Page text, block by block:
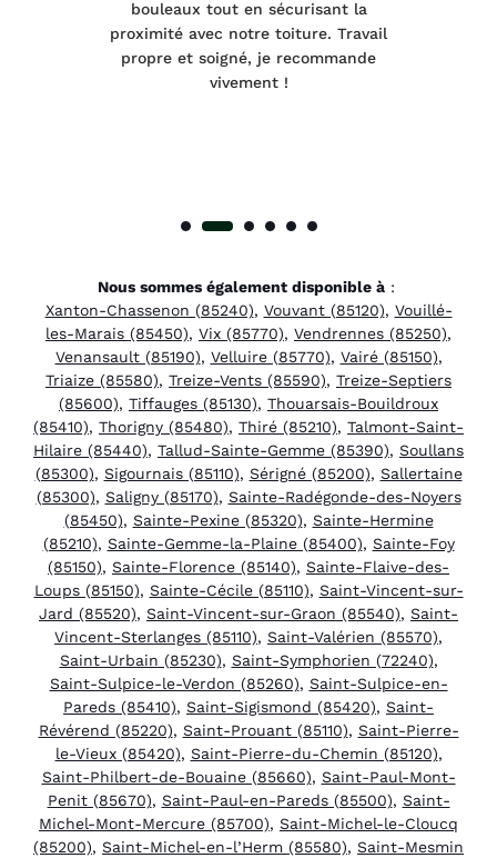
bouleaux tout en sécurisant la
proximité avec notre toiture. Travail
propre et soigné, je recommande
vivement !
Nous sommes également disponible à:
Xanton-Chassenon (85240), Vouvant (85120), Vouillé-
les-Marais (85450), Vix (85770), Vendrennes (85250),
Venansault (85190), Velluire (85770), Vairé (85150),
Triaize (85580), Treize-Vents (85590), Treize-Septiers
(85600), Tiffauges (85130), Thouarsais-Bouildroux
(85410), Thorigny (85480), Thiré (85210), Talmont-Saint-
Hilaire (85440), Tallud-Sainte-Gemme (85390), Soullans
(85300), Sigournais (85110), Sérigné (85200), Sallertaine
(85300), Saligny (85170), Sainte-Radégonde-des-Noyers
(85450), Sainte-Pexine (85320), Sainte-Hermine
(85210), Sainte-Gemme-la-Plaine (85400), Sainte-Foy
(85150), Sainte-Florence (85140), Sainte-Flaive-des-
Loups (85150), Sainte-Cécile (85110), Saint-Vincent-sur-
Jard (85520), Saint-Vincent-sur-Graon (85540), Saint-
Vincent-Sterlanges (85110), Saint-Valérien (85570),
Saint-Urbain (85230), Saint-Symphorien (72240),
Saint-Sulpice-le-Verdon (85260), Saint-Sulpice-en-
Pareds (85410), Saint-Sigismond (85420), Saint-
Révérend (85220), Saint-Prouant (85110), Saint-Pierre-
le-Vieux (85420), Saint-Pierre-du-Chemin (85120),
Saint-Philbert-de-Bouaine (85660), Saint-Paul-Mont-
Penit (85670), Saint-Paul-en-Pareds (85500), Saint-
Michel-Mont-Mercure (85700), Saint-Michel-le-Cloucq
(85200), Saint-Michel-en-l’Herm (85580), Saint-Mesmin